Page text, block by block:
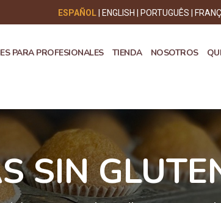
ESPAÑOL ENGLISH PORTUGUÊS
PARA PROFESIONALES TIENDA NOSOTROS
SIN